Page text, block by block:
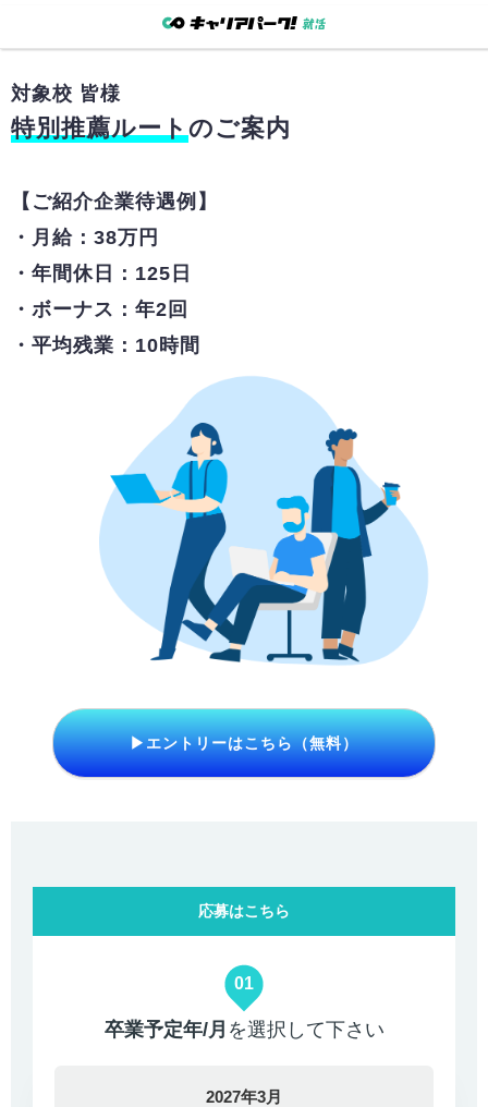
対象校 皆様
特別推薦ルート のご案内
【ご紹介企業待遇例】
・月給：38万円
・年間休日：125日
・ボーナス：年2回
・平均残業：10時間
▶エントリーはこちら（無料）
応募はこちら
01
卒業予定年/月 を選択して下さい
2027年3月